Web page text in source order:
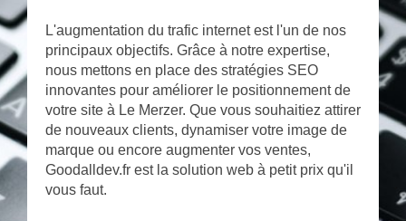
L'augmentation du trafic internet est l'un de nos
principaux objectifs. Grâce à notre expertise,
nous mettons en place des stratégies SEO
innovantes pour améliorer le positionnement de
votre site à Le Merzer. Que vous souhaitiez attirer
de nouveaux clients, dynamiser votre image de
marque ou encore augmenter vos ventes,
Goodalldev.fr est la solution web à petit prix qu'il
vous faut.